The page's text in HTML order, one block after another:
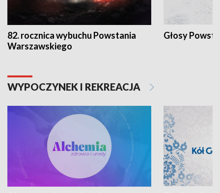
82. rocznica wybuchu Powstania
Warszawskiego
Głosy
WYPOCZYNEK I REKREACJA